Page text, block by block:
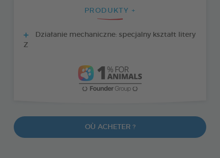
PRODUKTY +
Działanie mechaniczne: specjalny kształt litery
Z
OÙ ACHETER ?